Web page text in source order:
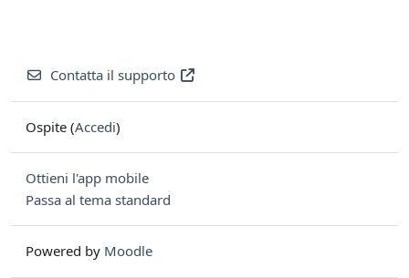
Contatta il supporto
Ospite (Accedi)
Ottieni l'app mobile
Passa al tema standard
Powered by Moodle